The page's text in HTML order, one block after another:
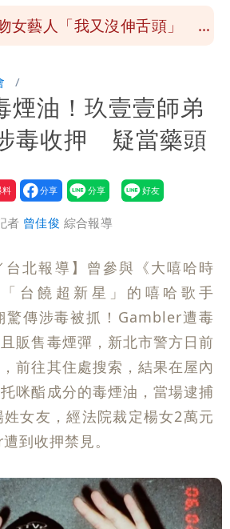
手了
女藝人「我又沒伸舌頭」 連
億 他點名顏博文下台：認
嗎？
感！海警持續到明晨 北部風
小
20歲女兒「遭AI假造不雅影
發聲：已截圖
測！今天「9地區」達停班課
驚爆：伊朗最高領袖緊急送醫
煙油！玖壹壹師弟
毒收押 疑當藥頭
者 曾佳俊 綜合報導
台北報導】曾參與《大嘻哈時
台饒超新星」的嘻哈歌手
驚傳涉毒被抓！Gambler遭毒
販售毒煙彈，新北市警方日前
前往其住處搜索，結果在屋內
咪酯成分的毒煙油，當場逮捕
女友，經法院裁定楊女2萬元
到收押禁見。